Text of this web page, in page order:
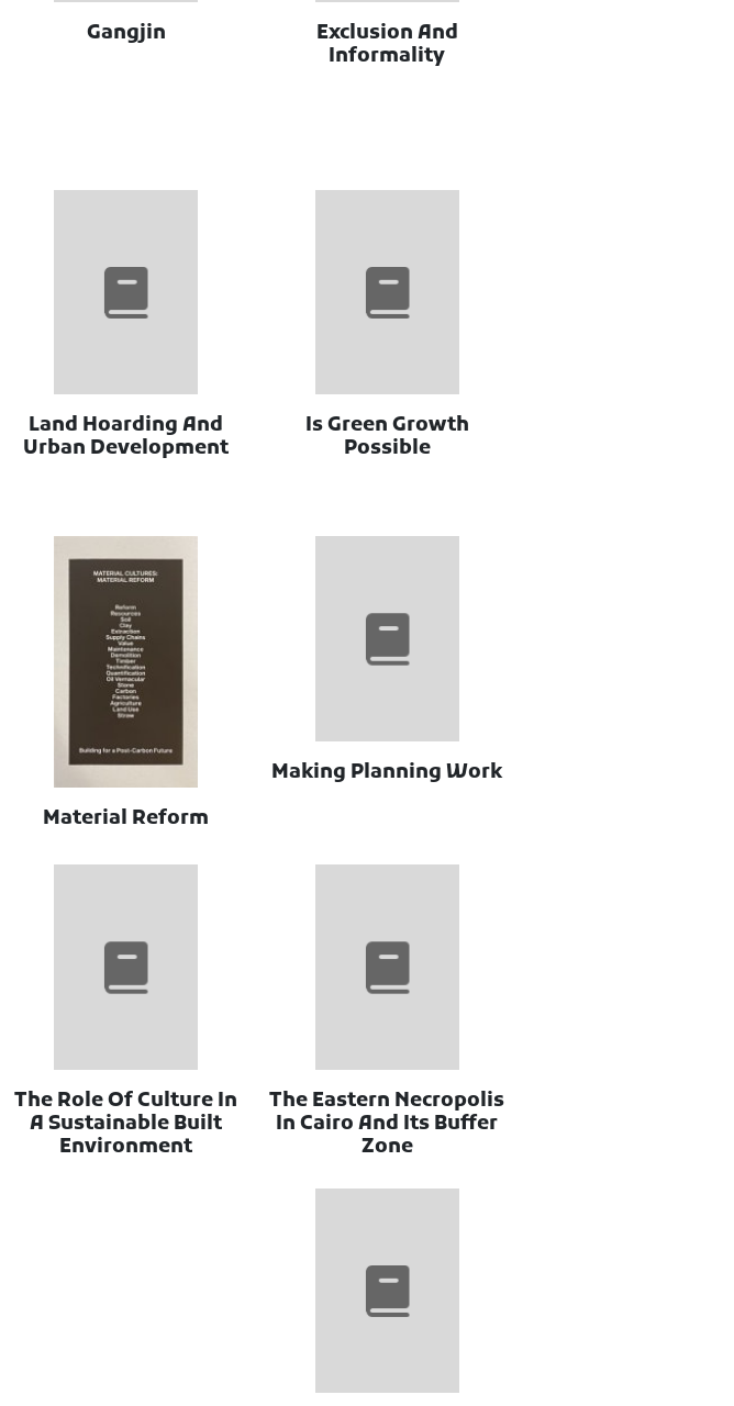
Exclusion And
Informality
Gangjin
Is Green Growth
Possible
Land Hoarding And
Urban Development
Making Planning Work
Material Reform
The Eastern Necropolis
In Cairo And Its Buffer
Zone
The Role Of Culture In
A Sustainable Built
Environment